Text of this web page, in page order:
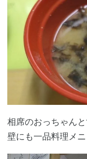
相席のおっちゃん
壁にも一品料理メニ